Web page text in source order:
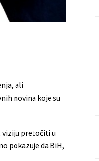
ali
novina koje su
viziju pretočiti u
pokazuje da BiH,